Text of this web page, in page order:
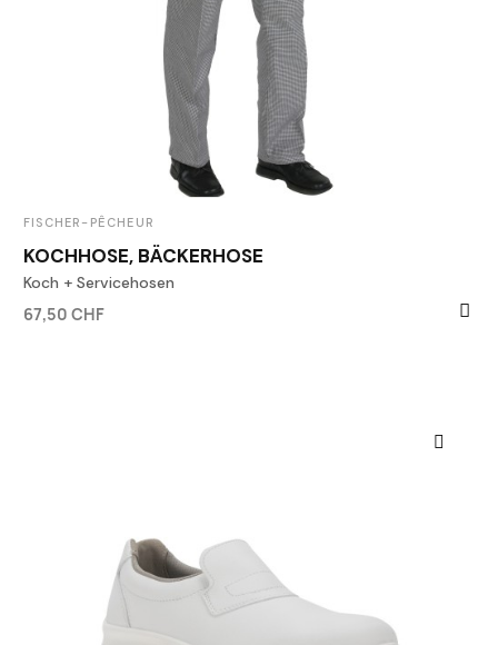
FISCHER-PÊCHEUR
KOCHHOSE, BÄCKERHOSE
Koch + Servicehosen
67,50 CHF